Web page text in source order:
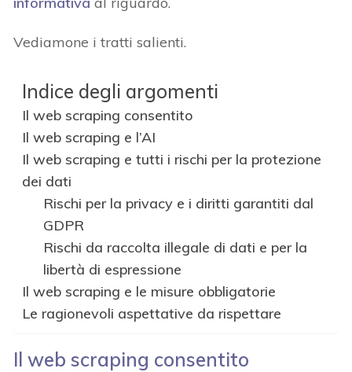
Vediamone i tratti salienti.
Indice degli argomenti
Il web scraping consentito
Il web scraping e l’AI
Il web scraping e tutti i rischi per la protezione
dei dati
Rischi per la privacy e i diritti garantiti dal
GDPR
Rischi da raccolta illegale di dati e per la
libertà di espressione
Il web scraping e le misure obbligatorie
Le ragionevoli aspettative da rispettare
Il web scraping consentito